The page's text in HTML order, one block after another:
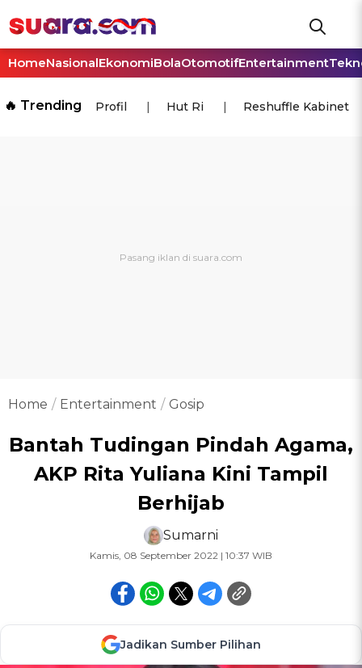
HomeNasionalEkonomiBolaOtomotifEntertainment
🔥 Trending Profil Hut Ri Reshuffle Kabinet
Home Entertainment Gosip
Bantah Tudingan Pindah Agama,
AKP Rita Yuliana Kini Tampil
Berhijab
Sumarni
Kamis, 08 September 2022 | 10:37 WIB
Jadikan Sumber Pilihan